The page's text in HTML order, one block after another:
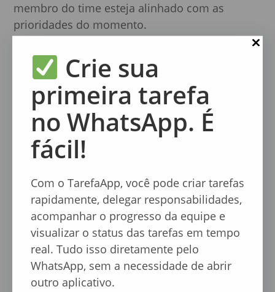
membro do time esteja alinhado com as
prioridades do momento.
Para entender melhor como essa gestão
silenciosa funciona e pode ser aplicada, veja
fim dos grupos barulhentos: Gestão silenciosa
via IA.
Como garantir que o time
continue produtivo mesmo
com mais pessoas?
A chave está em uma gestão simples e
transparente.
Priorize ferramentas que facilitem o
acompanhamento das tarefas e a definição
clara de metas.
Crie sua
primeira tarefa
no WhatsApp. É
fácil!
Com o TarefaApp, você pode criar tarefas
rapidamente, delegar responsabilidades,
acompanhar o progresso da equipe e
visualizar o status das tarefas em tempo
real. Tudo isso diretamente pelo
WhatsApp, sem a necessidade de abrir
outro aplicativo.